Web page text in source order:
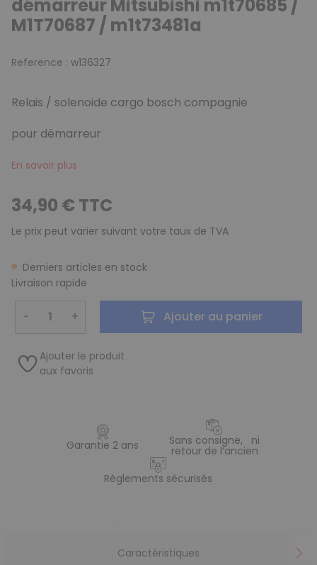
démarreur Mitsubishi m1t70685 /
M1T70687 / m1t73481a
Reference : w136327
Relais / solenoide cargo bosch compagnie
pour démarreur
En savoir plus
34,90 € TTC
Le prix peut varier suivant votre taux de TVA
Derniers articles en stock
Livraison rapide
− + Ajouter au panier
Ajouter le produit
aux favoris
Garantie 2 ans Sans consigne, ni
retour de l’ancien
Règlements sécurisés
Caractéristiques